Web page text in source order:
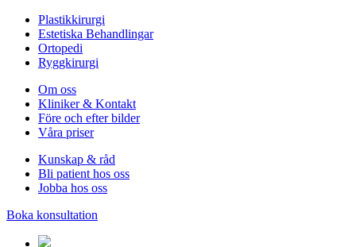
Plastikkirurgi
Estetiska Behandlingar
Ortopedi
Ryggkirurgi
Om oss
Kliniker & Kontakt
Före och efter bilder
Våra priser
Kunskap & råd
Bli patient hos oss
Jobba hos oss
Boka konsultation